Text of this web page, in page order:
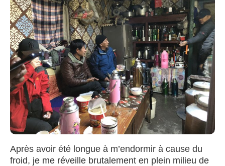
Après avoir été longue à m’endormir à cause du
froid, je me réveille brutalement en plein milieu de